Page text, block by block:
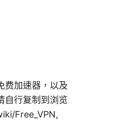
费加速器，以及
自行复制到浏览
Free_VPN,